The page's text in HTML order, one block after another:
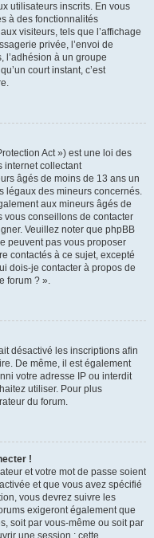
utilisateurs inscrits. En vous
à des fonctionnalités
visiteurs, tels que l’affichage
privée, l’envoi de
l’adhésion à un groupe
court instant, c’est
Act ») est une loi des
internet collectant
âgés de moins de 13 ans un
légaux des mineurs concernés.
aux mineurs âgés de
vous conseillons de contacter
Veuillez noter que phpBB
peuvent pas vous proposer
contactés à ce sujet, excepté
dois-je contacter à propos de
forum ? ».
désactivé les inscriptions afin
De même, il est également
votre adresse IP ou interdit
utiliser. Pour plus
du forum.
!
et votre mot de passe soient
et que vous avez spécifié
vous devrez suivre les
exigeront également que
soit par vous-même ou soit par
une session ; cette